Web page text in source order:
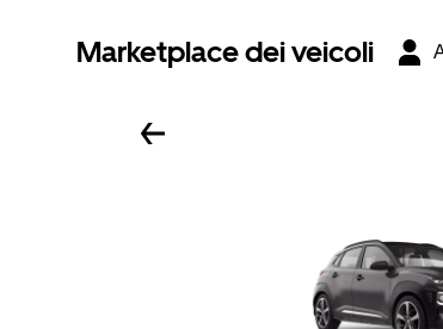
Marketplace dei veicoli